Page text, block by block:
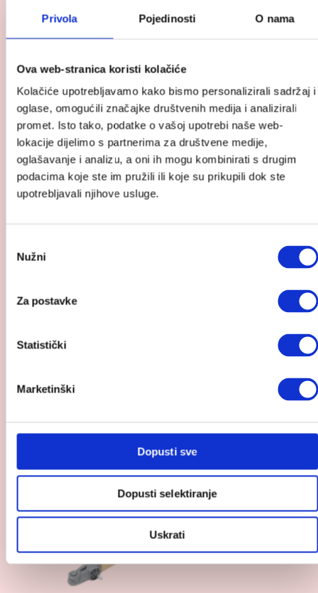
Privola Pojedinosti O nama
Ova web-stranica koristi kolačiće
Kolačiće upotrebljavamo kako bismo personalizirali sadržaj i
oglase, omogućili značajke društvenih medija i analizirali
promet. Isto tako, podatke o vašoj upotrebi naše web-
lokacije dijelimo s partnerima za društvene medije,
oglašavanje i analizu, a oni ih mogu kombinirati s drugim
podacima koje ste im pružili ili koje su prikupili dok ste
upotrebljavali njihove usluge.
pristanka
Nužni
Za postavke
Statistički
Marketinški
Dopusti sve
Dopusti selektiranje
Uskrati
Cozee – kotačići za kolijevku/krevetić
26.00€
proizvod
za